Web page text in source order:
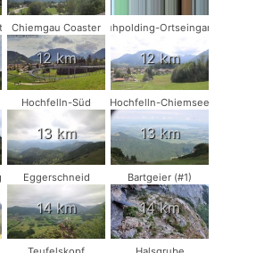
Chiemgau Coaster
12 km
Ruhpolding-Ortseingang
12 km
Hochfelln-Süd
13 km
Hochfelln-Chiemsee
13 km
Eggerschneid
14 km
Bartgeier (#1)
14 km